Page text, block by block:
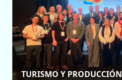
TURISMO Y PRODUCCIÓN